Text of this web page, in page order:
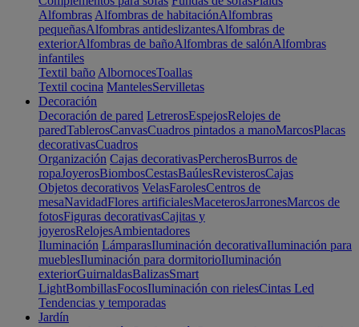
Alfombras Alfombras de habitaciónAlfombras
pequeñasAlfombras antideslizantesAlfombras de
exteriorAlfombras de bañoAlfombras de salónAlfombras
infantiles
Textil baño AlbornocesToallas
Textil cocina MantelesServilletas
Decoración
Decoración de pared LetrerosEspejosRelojes de
paredTablerosCanvasCuadros pintados a manoMarcosPlacas
decorativasCuadros
Organización Cajas decorativasPercherosBurros de
ropaJoyerosBiombosCestasBaúlesRevisterosCajas
Objetos decorativos VelasFarolesCentros de
mesaNavidadFlores artificialesMaceterosJarronesMarcos de
fotosFiguras decorativasCajitas y
joyerosRelojesAmbientadores
Iluminación LámparasIluminación decorativaIluminación para
mueblesIluminación para dormitorioIluminación
exteriorGuirnaldasBalizasSmart
LightBombillasFocosIluminación con rielesCintas Led
Tendencias y temporadas
Jardín